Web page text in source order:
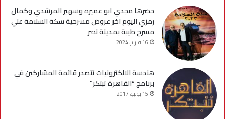
حضرها مجدي ابو عميره وسهير المرشدي وكمال
رمزي اليوم اخر عروض مسرحية سكة السلامة علي
مسرح طيبة بمدينة نصر
16 فبراير، 2024
هندسة الالكترونيات تتصدر قائمة المشاركين في
برنامج “القاهرة تبتكر”
15 يوليو، 2017